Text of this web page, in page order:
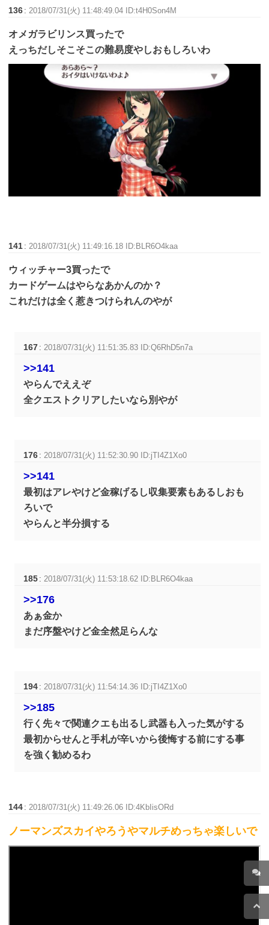
136 : 2018/07/31(火) 11:48:49.04 ID:t4H0Son4M
オメガラビリンス買ったで
えっちだしそこそこの難易度やしおもしろいわ
141 : 2018/07/31(火) 11:49:16.18 ID:BLR6O4kaa
ウィッチャー3買ったで
カードゲームはやらなあかんのか？
これだけは全く惹きつけられんのやが
167 : 2018/07/31(火) 11:51:35.83 ID:Q6RhD5n7a
>>141
やらんでええぞ
全クエストクリアしたいなら別やが
176 : 2018/07/31(火) 11:52:30.90 ID:jTI4Z1Xo0
>>141
最初はアレやけど金稼げるし収集要素もあるしおも
ろいで
やらんと半分損する
185 : 2018/07/31(火) 11:53:18.62 ID:BLR6O4kaa
>>176
あぁ金か
まだ序盤やけど金全然足らんな
194 : 2018/07/31(火) 11:54:14.36 ID:jTI4Z1Xo0
>>185
行く先々で関連クエも出るし武器も入った気がする
最初からせんと手札が辛いから後悔する前にする事
を強く勧めるわ
144 : 2018/07/31(火) 11:49:26.06 ID:4KbIisORd
ノーマンズスカイやろうやマルチめっちゃ楽しいで